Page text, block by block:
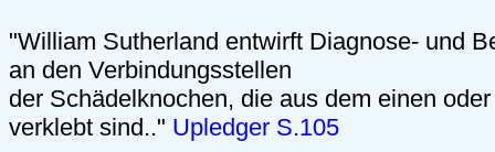
"William Sutherland entwirft Diagnose- und
an den Verbindungsstellen
der Schädelknochen, die aus dem einen
verklebt sind.." Upledger S.105